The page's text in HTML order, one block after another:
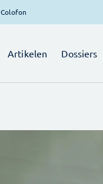
Colofon
Artikelen Dossiers